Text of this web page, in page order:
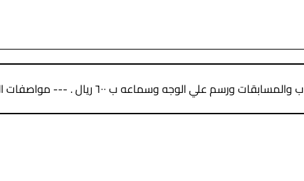
وسماعه ب ٦٠٠ ريال . --- مواصفات المنتج --- • شخصيات ومهرجين